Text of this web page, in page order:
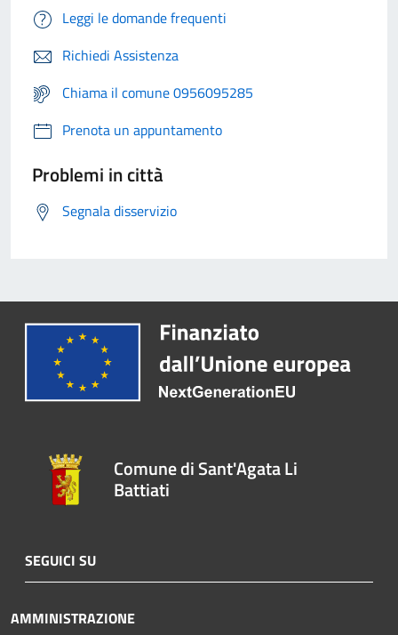
Leggi le domande frequenti
Richiedi Assistenza
Chiama il comune 0956095285
Prenota un appuntamento
Problemi in città
Segnala disservizio
Comune di Sant'Agata Li
Battiati
SEGUICI SU
AMMINISTRAZIONE